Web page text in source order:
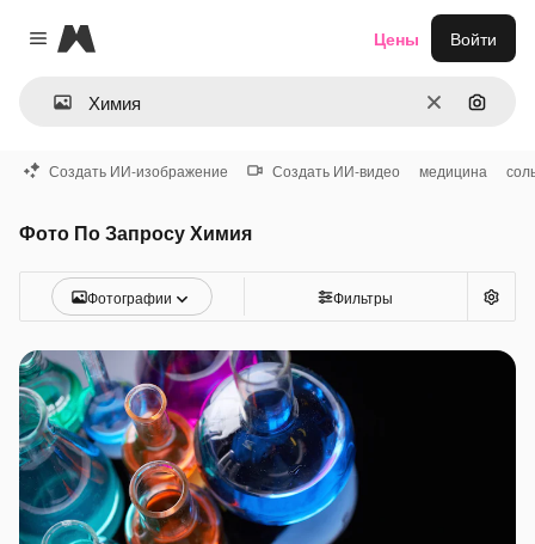
Close menu
Magnific
ОчиститьПоиск
Цены Войти
Создать ИИ-изображение Создать ИИ-видео медицина
Фото По Запросу Химия
Фотографии Фильтры